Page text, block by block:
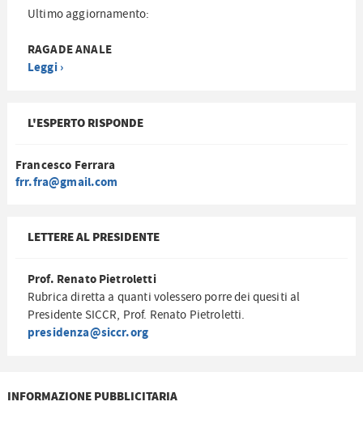
Ultimo aggiornamento:
RAGADE ANALE
Leggi ›
L'ESPERTO RISPONDE
Francesco Ferrara
frr.fra@gmail.com
LETTERE AL PRESIDENTE
Prof. Renato Pietroletti
Rubrica diretta a quanti volessero porre dei quesiti al
Presidente SICCR, Prof. Renato Pietroletti.
presidenza@siccr.org
INFORMAZIONE PUBBLICITARIA